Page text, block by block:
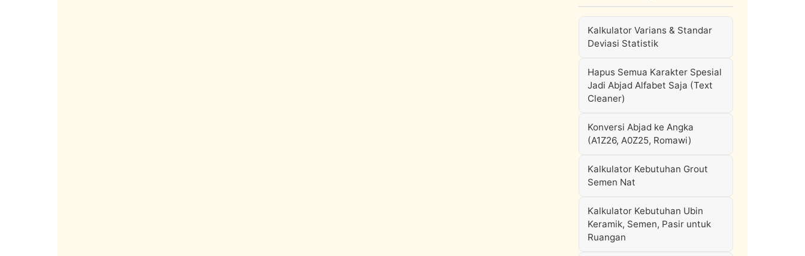
Kalkulator Varians & Standar
Deviasi Statistik
Hapus Semua Karakter Spesial
Jadi Abjad Alfabet Saja (Text
Cleaner)
Konversi Abjad ke Angka
(A1Z26, A0Z25, Romawi)
Kalkulator Kebutuhan Grout
Semen Nat
Kalkulator Kebutuhan Ubin
Keramik, Semen, Pasir untuk
Ruangan